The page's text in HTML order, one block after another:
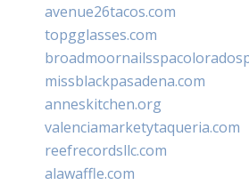
avenue26tacos.com
topgglasses.com
missblackpasadena.com
anneskitchen.org
valenciamarketytaqueria.com
reefrecordsllc.com
alawaffle.com